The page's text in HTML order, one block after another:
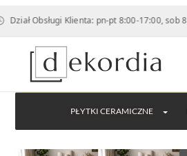
Obsługi Klienta: pn-pt 8:00-17:00, sob 8:00-
PŁYTKI CERAMICZNE